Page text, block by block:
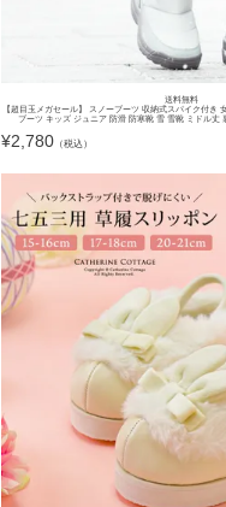
送料無料
【超目玉メガセール】 スノーブーツ 収納式スパイク付き
ブーツ キッズ ジュニア 防滑 防寒靴 雪 雪靴 ミドル丈
¥2,780 （税込）